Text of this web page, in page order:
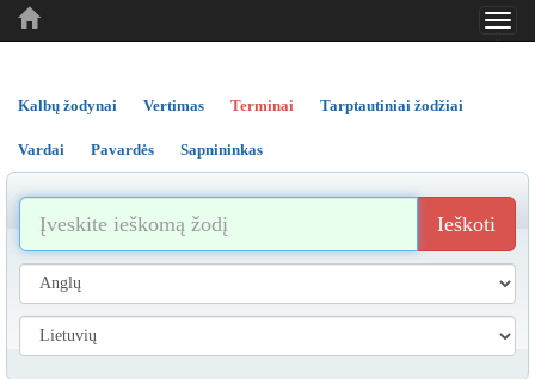
..
..
Kalbų žodynai Vertimas Terminai Tarptautiniai žodžiai
Vardai Pavardės Sapnininkas
Ieškoti